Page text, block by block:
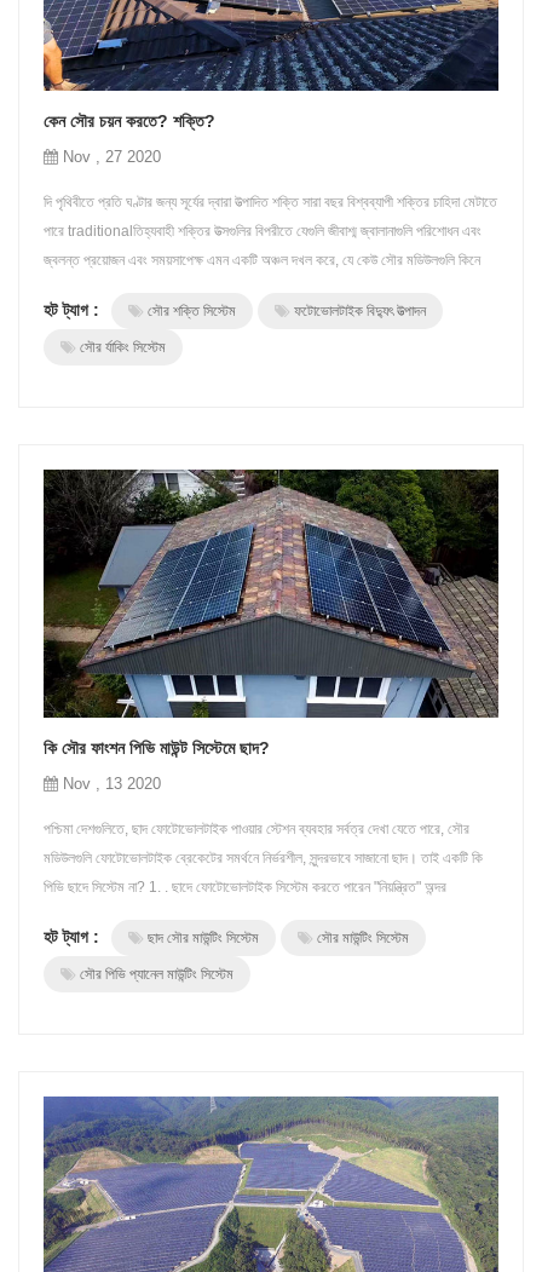
কেন সৌর চয়ন করতে? শক্তি?
Nov , 27 2020
দি পৃথিবীতে প্রতি ঘণ্টার জন্য সূর্যের দ্বারা উত্পাদিত শক্তি সারা বছর বিশ্বব্যাপী শক্তির চাহিদা মেটাতে
পারে traditionalতিহ্যবাহী শক্তির উত্সগুলির বিপরীতে যেগুলি জীবাশ্ম জ্বালানাগুলি পরিশোধন এবং
জ্বলন্ত প্রয়োজন এবং সময়সাপেক্ষ এমন একটি অঞ্চল দখল করে, যে কেউ সৌর মডিউলগুলি কিনে
ব্যবহার তাত্পর্যপূর্ণ ও দীর্ঘমেয়াদী বিদ...
হট ট্যাগ : সৌর শক্তি সিস্টেম ফটোভোলটাইক বিদ্যুৎ উত্পাদন
সৌর র্যাকিং সিস্টেম
কি সৌর ফাংশন পিভি মাউন্ট সিস্টেমে ছাদ?
Nov , 13 2020
পশ্চিমা দেশগুলিতে, ছাদ ফোটোভোলটাইক পাওয়ার স্টেশন ব্যবহার সর্বত্র দেখা যেতে পারে, সৌর
মডিউলগুলি ফোটোভোলটাইক ব্রেকেটের সমর্থনে নির্ভরশীল, সুন্দরভাবে সাজানো ছাদ। তাই একটি কি
পিভি ছাদে সিস্টেম না? 1. . ছাদে ফোটোভোলটাইক সিস্টেম করতে পারেন "নিয়ন্ত্রিত" অন্দর
বিদ্যুৎ উৎপন্ন করার জন্য সূর্যালোক ব্যবহার করে, সত্যিই শক...
হট ট্যাগ : ছাদ সৌর মাউন্টিং সিস্টেম সৌর মাউন্টিং সিস্টেম
সৌর পিভি প্যানেল মাউন্টিং সিস্টেম